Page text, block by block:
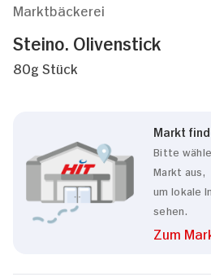
Marktbäckerei
Steino. Olivenstick
80g Stück
Markt
Bitte
Markt aus,
um lokale
sehen.
Zum